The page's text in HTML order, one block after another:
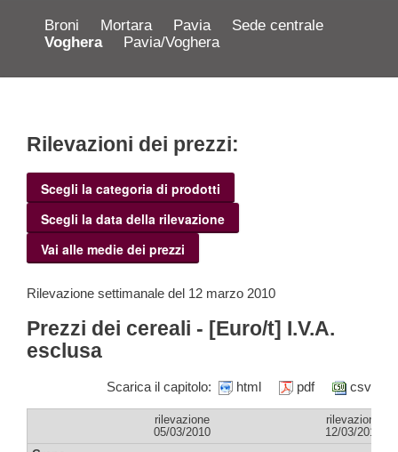
Broni Mortara Pavia
Sede centrale
Voghera
Pavia/Voghera
Rilevazioni dei prezzi:
Scegli la categoria di prodotti
Scegli la data della rilevazione
Vai alle medie dei prezzi
Rilevazione settimanale del 12 marzo 2010
Prezzi dei cereali - [Euro/t] I.V.A.
esclusa
Scarica il capitolo: html pdf csv
rilevazione
05/03/2010
rilevazione
12/03/2010